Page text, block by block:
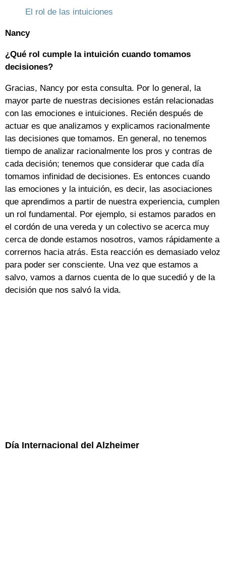
El rol de las intuiciones
Nancy
¿Qué rol cumple la intuición cuando tomamos
decisiones?
Gracias, Nancy por esta consulta. Por lo general, la
mayor parte de nuestras decisiones están relacionadas
con las emociones e intuiciones. Recién después de
actuar es que analizamos y explicamos racionalmente
las decisiones que tomamos. En general, no tenemos
tiempo de analizar racionalmente los pros y contras de
cada decisión; tenemos que considerar que cada día
tomamos infinidad de decisiones. Es entonces cuando
las emociones y la intuición, es decir, las asociaciones
que aprendimos a partir de nuestra experiencia, cumplen
un rol fundamental. Por ejemplo, si estamos parados en
el cordón de una vereda y un colectivo se acerca muy
cerca de donde estamos nosotros, vamos rápidamente a
corrernos hacia atrás. Esta reacción es demasiado veloz
para poder ser consciente. Una vez que estamos a
salvo, vamos a darnos cuenta de lo que sucedió y de la
decisión que nos salvó la vida.
Día Internacional del Alzheimer